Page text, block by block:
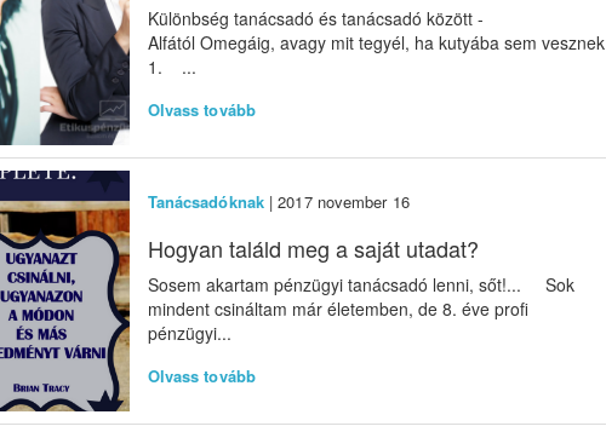
Különbség tanácsadó és tanácsadó között -
Alfától Omegáig, avagy mit tegyél, ha kutyába sem vesznek
1. ...
Olvass tovább
Tanácsadóknak| 2017 november 16
Hogyan találd meg a saját utadat?
Sosem akartam pénzügyi tanácsadó lenni, sőt!... Sok
mindent csináltam már életemben, de 8. éve profi
pénzügyi...
Olvass tovább